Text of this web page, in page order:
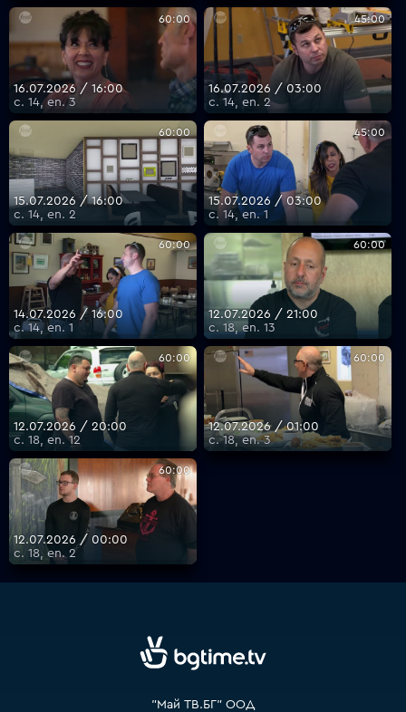
60:00
16.07.2026 / 16:00
с. 14, еп. 3
45:00
16.07.2026 / 03:00
с. 14, еп. 2
60:00
15.07.2026 / 16:00
с. 14, еп. 2
45:00
15.07.2026 / 03:00
с. 14, еп. 1
60:00
14.07.2026 / 16:00
с. 14, еп. 1
60:00
12.07.2026 / 21:00
с. 18, еп. 13
60:00
12.07.2026 / 20:00
с. 18, еп. 12
60:00
12.07.2026 / 01:00
с. 18, еп. 3
60:00
12.07.2026 / 00:00
с. 18, еп. 2
"Май ТВ.БГ" ООД